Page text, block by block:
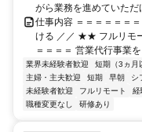
がら業務を進めていた
仕事内容 ＝＝＝＝＝＝
ける ／／ ★★ フルリモ
＝＝＝＝ 営業代行事業
業界未経験者歓迎 短期（3ヵ月
主婦・主夫歓迎
短期 早朝 シ
未経験者歓迎
フルリモート 経
職種変更なし
研修あり